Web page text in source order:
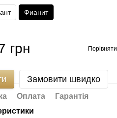
Фианит
грн Порівняти
Замовити швидко
Оплата
Гарантія